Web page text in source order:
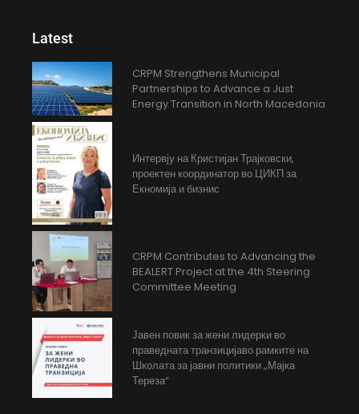
Latest
CRPM Strengthens Municipal
Partnerships to Advance a Just
Energy Transition in North Macedonia
Интервју на Кристијан Трајковски,
проектен координатор во ЦИКП за
Екномија и бизнис
CRPM Contributes to Advancing the
BEALERT Project at the 4th Steering
Committee Meeting
Јавен повик за жени лидерки во
праведната транзицијаво рамките на
Школата за јавни политики „Мајка
Тереза“